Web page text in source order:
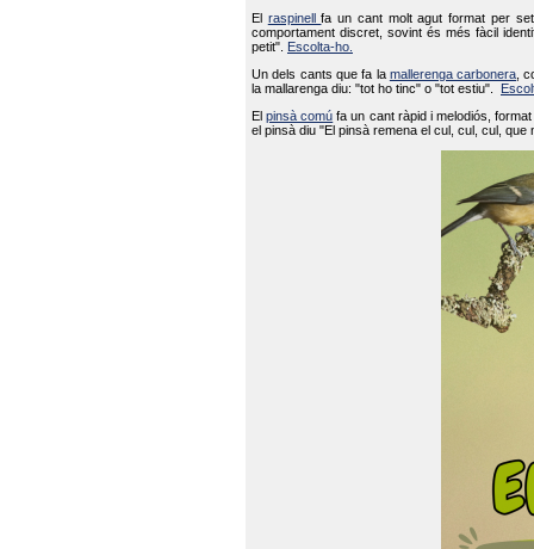
El raspinellfa un cant molt agut format per
comportament discret, sovint és més fàcil
petit".
Escolta-ho.
Un dels cants que fa la mallerenga carbonera ,
la mallarenga diu: "tot ho tinc" o "tot estiu".
Elpinsà comú fa un cant ràpid i melodiós,
el pinsà diu "El pinsà remena el cul, cul, cul,